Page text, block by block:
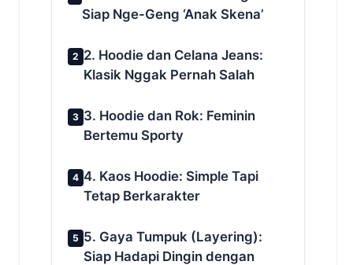
Siap Nge-Geng ‘Anak Skena’
2 2. Hoodie dan Celana Jeans:
Klasik Nggak Pernah Salah
3 3. Hoodie dan Rok: Feminin
Bertemu Sporty
4 4. Kaos Hoodie: Simple Tapi
Tetap Berkarakter
5 5. Gaya Tumpuk (Layering):
Siap Hadapi Dingin dengan